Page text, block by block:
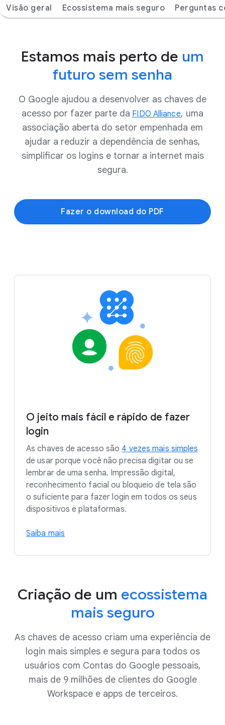
Visão geral Ecossistema mais seguro Perguntas
Estamos mais perto de um
futuro sem senha
O Google ajudou a desenvolver as chaves de
acesso por fazer parte da FIDO Alliance, uma
associação aberta do setor empenhada em
ajudar a reduzir a dependência de senhas,
simplificar os logins e tornar a internet mais
segura.
Fazer o download do PDF
O jeito mais fácil e rápido de fazer
login
As chaves de acesso são 4 vezes mais simples
de usar porque você não precisa digitar ou se
lembrar de uma senha. Impressão digital,
reconhecimento facial ou bloqueio de tela são
o suficiente para fazer login em todos os seus
dispositivos e plataformas.
Saiba mais
Criação de um ecossistema
mais seguro
As chaves de acesso criam uma experiência de
login mais simples e segura para todos os
usuários com Contas do Google pessoais,
mais de 9 milhões de clientes do Google
Workspace e apps de terceiros.